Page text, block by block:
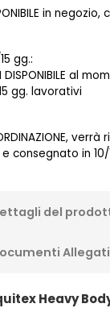
in
gg.:
al
gg. lavorativi
consegnato in 10/
del
Allegati
Heavy